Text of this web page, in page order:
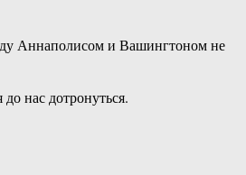
Аннаполисом и Вашингтоном не
нас дотронуться.